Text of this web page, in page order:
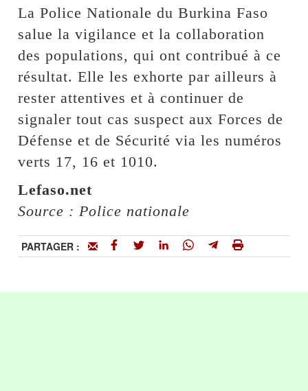
La Police Nationale du Burkina Faso
salue la vigilance et la collaboration
des populations, qui ont contribué à ce
résultat. Elle les exhorte par ailleurs à
rester attentives et à continuer de
signaler tout cas suspect aux Forces de
Défense et de Sécurité via les numéros
verts 17, 16 et 1010.
Lefaso.net
Source : Police nationale
PARTAGER :